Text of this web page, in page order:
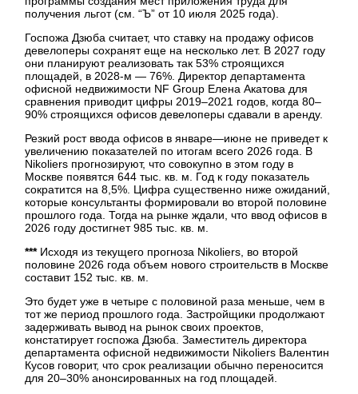
получения льгот (см. “Ъ” от 10 июля 2025 года).
Госпожа Дзюба считает, что ставку на продажу офисов
девелоперы сохранят еще на несколько лет. В 2027 году
они планируют реализовать так 53% строящихся
площадей, в 2028-м — 76%. Директор департамента
офисной недвижимости NF Group Елена Акатова для
сравнения приводит цифры 2019–2021 годов, когда 80–
90% строящихся офисов девелоперы сдавали в аренду.
Резкий рост ввода офисов в январе—июне не приведет к
увеличению показателей по итогам всего 2026 года. В
Nikoliers прогнозируют, что совокупно в этом году в
Москве появятся 644 тыс. кв. м. Год к году показатель
сократится на 8,5%. Цифра существенно ниже ожиданий,
которые консультанты формировали во второй половине
прошлого года. Тогда на рынке ждали, что ввод офисов в
2026 году достигнет 985 тыс. кв. м.
*** Исходя из текущего прогноза Nikoliers, во второй
половине 2026 года объем нового строительств в Москве
составит 152 тыс. кв. м.
Это будет уже в четыре с половиной раза меньше, чем в
тот же период прошлого года. Застройщики продолжают
задерживать вывод на рынок своих проектов,
констатирует госпожа Дзюба. Заместитель директора
департамента офисной недвижимости Nikoliers Валентин
Кусов говорит, что срок реализации обычно переносится
для 20–30% анонсированных на год площадей.